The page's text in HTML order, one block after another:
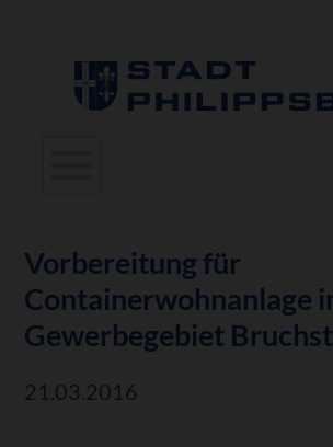
Vorbereitung für
Containerwohnanlage
Gewerbegebiet
21.03.2016